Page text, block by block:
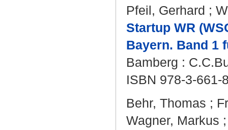
Pfeil, Gerhard ;
Startup WR
Bayern. Band 1
Bamberg :
ISBN 978-3-661-
Behr, Thomas ;
Wagner, Markus